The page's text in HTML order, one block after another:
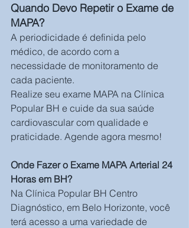
Quando Devo Repetir o Exame de
MAPA?
A periodicidade é definida pelo
médico, de acordo com a
necessidade de monitoramento de
cada paciente.
Realize seu exame MAPA na Clínica
Popular BH e cuide da sua saúde
cardiovascular com qualidade e
praticidade. Agende agora mesmo!
Onde Fazer o Exame MAPA Arterial 24
Horas em BH?
Na Clínica Popular BH Centro
Diagnóstico, em Belo Horizonte, você
terá acesso a uma variedade de